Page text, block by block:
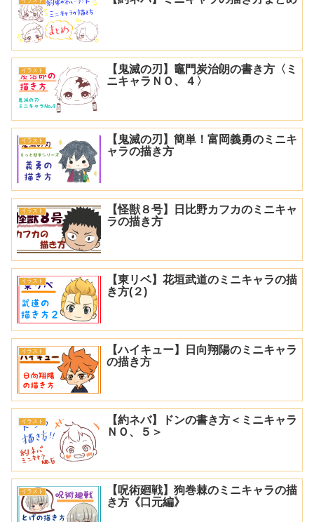
イラスト
【鬼滅の刃】竈門炭治朗の書き方〈ミ
ニキャラＮＯ、４〉
イラスト
【鬼滅の刃】簡単！富岡義勇のミニキ
ャラの描き方
イラスト
【怪獣８号】日比野カフカのミニキャ
ラの描き方
イラスト
【東リベ】花垣武道のミニキャラの描
き方(２)
イラスト
【ハイキュー】日向翔陽のミニキャラ
の描き方
イラスト
【約ネバ】ドンの書き方＜ミニキャラ
ＮＯ、５＞
イラスト
【呪術廻戦】狗巻棘のミニキャラの描
き方《口元編》